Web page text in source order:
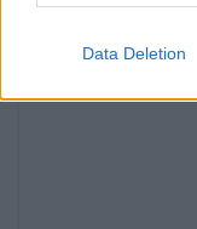
Data Deletion